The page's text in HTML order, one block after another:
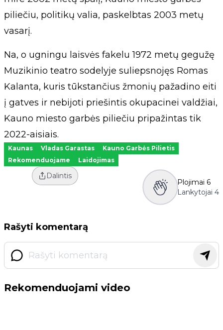
piliečiu, politikų valia, paskelbtas 2003 metų
vasarį.
Na, o ugningu laisvės fakelu 1972 metų gegužę
Muzikinio teatro sodelyje suliepsnojęs Romas
Kalanta, kuris tūkstančius žmonių pažadino eiti
į gatves ir nebijoti priešintis okupacinei valdžiai,
Kauno miesto garbės piliečiu pripažintas tik
2022-aisiais.
Kaunas Vladas Garastas
Kauno Garbės Pilietis
Rekomenduojame
Laidojimas
Dalintis
Plojimai 6
Lankytojai 4
Rašyti komentarą
Rekomenduojami video